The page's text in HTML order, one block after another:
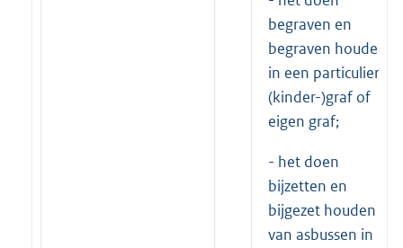
begraven en
begraven houden
in een particulier
(kinder-)graf of
eigen graf;
- het doen
bijzetten en
bijgezet houden
van asbussen in